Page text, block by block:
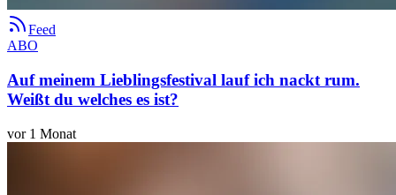
Feed
ABO
Auf meinem Lieblingsfestival lauf ich nackt rum.
Weißt du welches es ist?
vor 1 Monat